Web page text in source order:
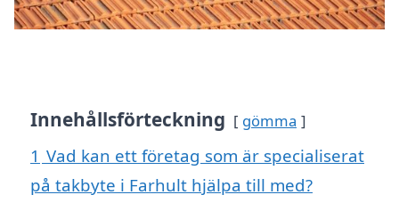
Innehållsförteckning gömma
1 Vad kan ett företag som är specialiserat
på takbyte i Farhult hjälpa till med?